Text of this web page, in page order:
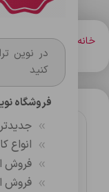
در نوین
کنید
فروشگاه
انواع
فروش
فروش
خانه شارژر و کابل